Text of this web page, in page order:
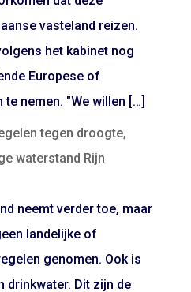
vasteland reizen.
het kabinet nog
Europese of
nemen. "We willen […]
tegen droogte,
waterstand Rijn
neemt verder toe, maar
landelijke of
genomen. Ook is
drinkwater. Dit zijn de